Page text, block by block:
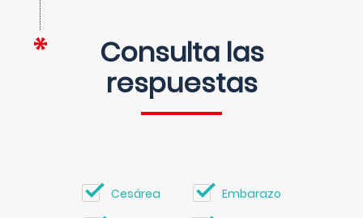
Consulta las
respuestas
Cesárea Embarazo